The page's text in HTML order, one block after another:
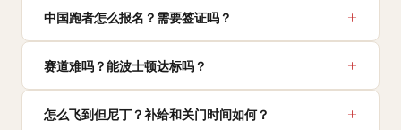
中国跑者怎么报名？需要签证吗？
赛道难吗？能波士顿达标吗？
怎么飞到但尼丁？补给和关门时间如何？